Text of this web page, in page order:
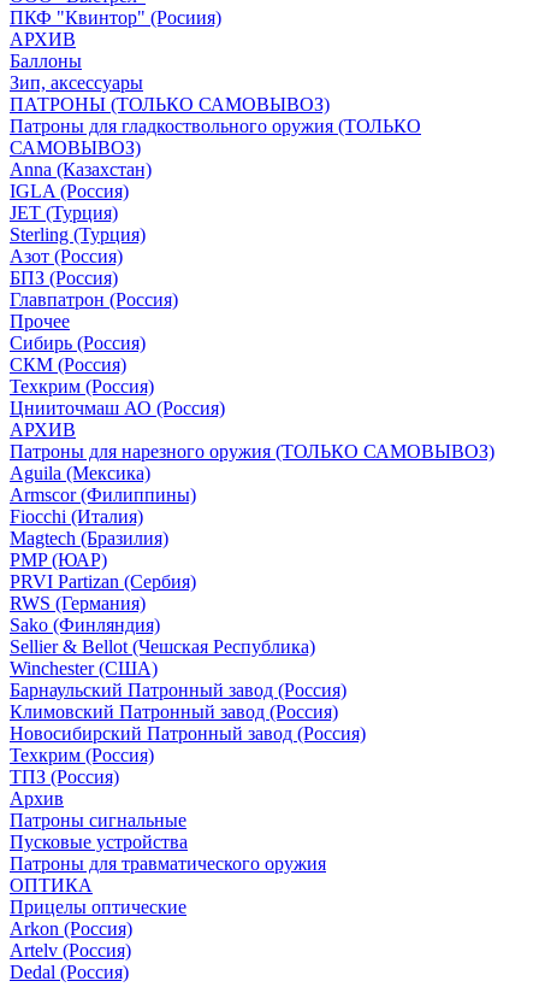
ПКФ "Квинтор" (Росиия)
АРХИВ
Баллоны
Зип, аксессуары
ПАТРОНЫ (ТОЛЬКО САМОВЫВОЗ)
Патроны для гладкоствольного оружия (ТОЛЬКО
САМОВЫВОЗ)
Anna (Казахстан)
IGLA (Россия)
JET (Турция)
Sterling (Турция)
Азот (Россия)
БПЗ (Россия)
Главпатрон (Россия)
Прочее
Сибирь (Россия)
СКМ (Россия)
Техкрим (Россия)
Цнииточмаш АО (Россия)
АРХИВ
Патроны для нарезного оружия (ТОЛЬКО САМОВЫВОЗ)
Aguila (Мексика)
Armscor (Филиппины)
Fiocchi (Италия)
Magtech (Бразилия)
PMP (ЮАР)
PRVI Partizan (Сербия)
RWS (Германия)
Sako (Финляндия)
Sellier & Bellot (Чешская Республика)
Winchester (США)
Барнаульский Патронный завод (Россия)
Климовский Патронный завод (Россия)
Новосибирский Патронный завод (Россия)
Техкрим (Россия)
ТПЗ (Россия)
Архив
Патроны сигнальные
Пусковые устройства
Патроны для травматического оружия
ОПТИКА
Прицелы оптические
Arkon (Россия)
Artelv (Россия)
Dedal (Россия)